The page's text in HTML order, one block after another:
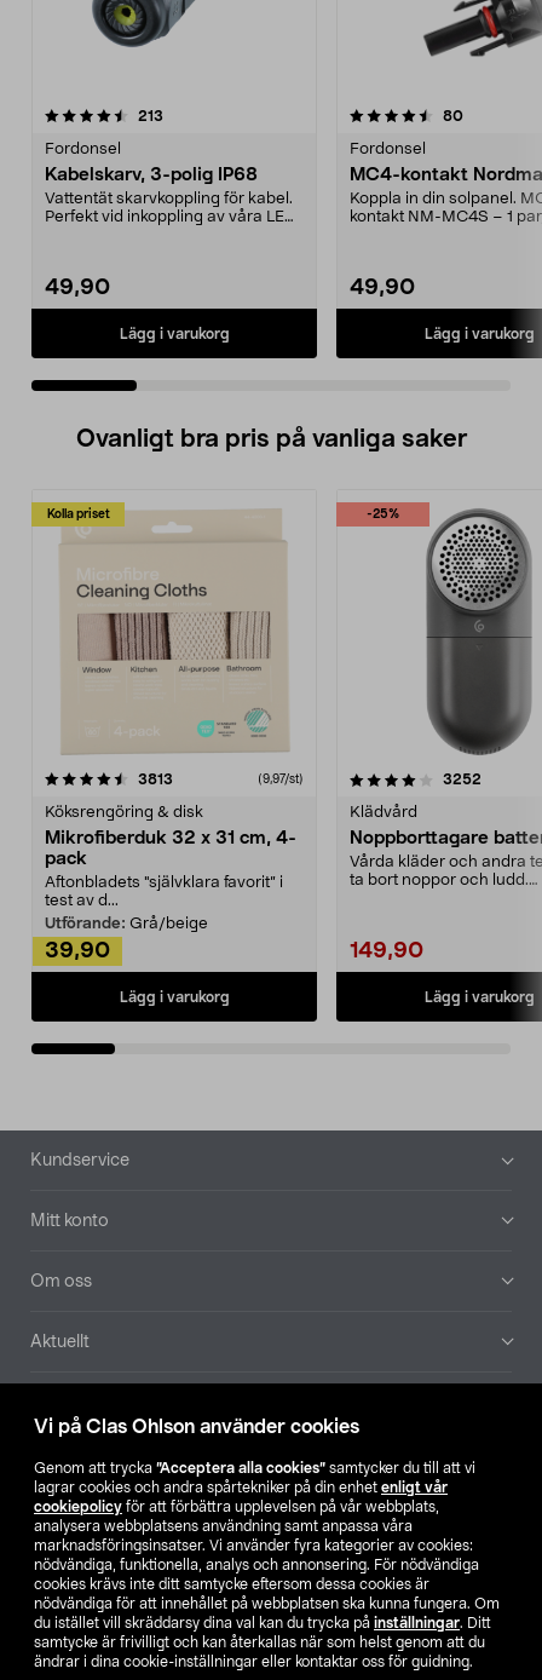
Vi på Clas Ohlson använder cookies
Genom att trycka ”Acceptera alla cookies” samtycker du till att vi
lagrar cookies och andra spårtekniker på din enhet enligt vår
cookiepolicy för att förbättra upplevelsen på vår webbplats,
analysera webbplatsens användning samt anpassa våra
marknadsföringsinsatser. Vi använder fyra kategorier av cookies:
nödvändiga, funktionella, analys och annonsering. För nödvändiga
cookies krävs inte ditt samtycke eftersom dessa cookies är
nödvändiga för att innehållet på webbplatsen ska kunna fungera. Om
du istället vill skräddarsy dina val kan du trycka på inställningar. Ditt
samtycke är frivilligt och kan återkallas när som helst genom att du
ändrar i dina cookie-inställningar eller kontaktar oss för guidning.
213
Fordonsel
Kabelskarv, 3-polig IP68
Vattentät skarvkoppling för kabel.
Perfekt vid inkoppling av våra LED-
49,90
Lägg i varukorg
4.5 av 5 stjärnor 80
Fordonsel
MC4-kontakt
Koppla in din solpanel.
kontakt NM-MC4S – 1
49,90
Lägg i varukorg
4.0 av 5 stjärnor
Ovanligt bra pris på vanliga saker
Kolla priset
3813 (9,97/st)
Köksrengöring & disk
Mikrofiberduk 32 x 31 cm, 4-
pack
Aftonbladets "självklara favorit” i
test av d...
Utförande: Grå/beige
39,90
Lägg i varukorg
-25%
4.0av 5 stjärnor 3252
Klädvård
Noppborttagare
Vårda kläder och andra
ta bort noppor och ludd.
149,90
Lägg i varukorg
4.5av 5 stjärnor
Sidfot
Kundservice
Mitt konto
Om oss
Aktuellt
Hitta butik
SE NO FI